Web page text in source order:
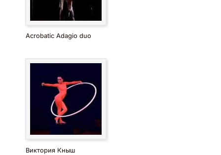
Acrobatic Adagio duo
Виктория Кныш